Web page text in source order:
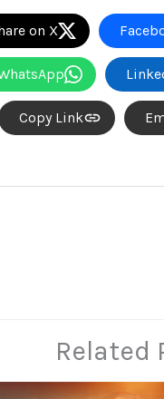
on X
Copy Link
Related